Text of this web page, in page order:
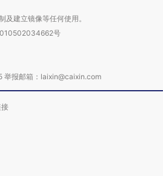
建立镜像等任何使用。
号
报邮箱：laixin@caixin.com